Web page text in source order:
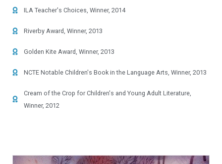
ILA Teacher's Choices, Winner, 2014
Riverby Award, Winner, 2013
Golden Kite Award, Winner, 2013
NCTE Notable Children's Book in the Language Arts, Winner, 2013
Cream of the Crop for Children's and Young Adult Literature,
Winner, 2012